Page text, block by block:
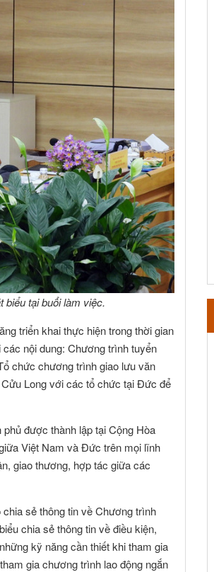
biểu tại buổi làm việc.
triển khai thực hiện trong thời gian
nội dung: Chương trình tuyển
chức chương trình giao lưu văn
Long với các tổ chức tại Đức để
được thành lập tại Cộng Hòa
Việt Nam và Đức trên mọi lĩnh
giao thương, hợp tác giữa các
sẻ thông tin về Chương trình
chia sẻ thông tin về điều kiện,
kỹ năng cần thiết khi tham gia
gia chương trình lao động ngắn